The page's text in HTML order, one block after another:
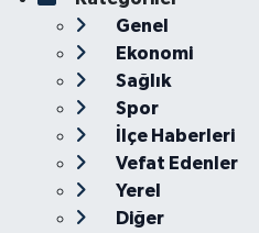
Genel
Ekonomi
Sağlık
Spor
İlçe Haberleri
Vefat Edenler
Yerel
Diğer